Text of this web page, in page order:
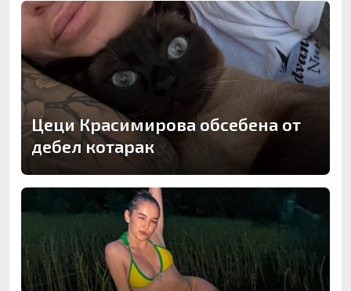
Цеци Красимирова обсебена от
дебел котарак